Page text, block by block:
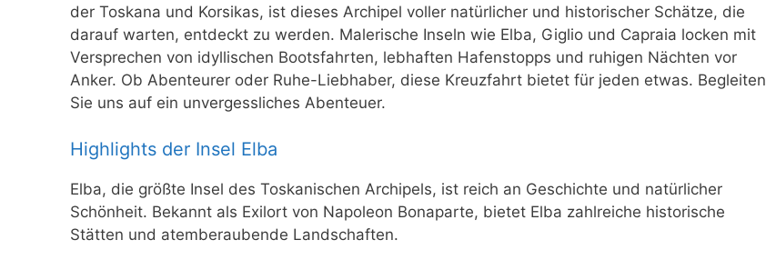
der Toskana und Korsikas, ist dieses Archipel voller natürlicher und historischer Schätze, die
darauf warten, entdeckt zu werden. Malerische Inseln wie Elba, Giglio und Capraia locken mit
Versprechen von idyllischen Bootsfahrten, lebhaften Hafenstopps und ruhigen Nächten vor
Anker. Ob Abenteurer oder Ruhe-Liebhaber, diese Kreuzfahrt bietet für jeden etwas. Begleiten
Sie uns auf ein unvergessliches Abenteuer.
Highlights der Insel Elba
Elba, die größte Insel des Toskanischen Archipels, ist reich an Geschichte und natürlicher
Schönheit. Bekannt als Exilort von Napoleon Bonaparte, bietet Elba zahlreiche historische
Stätten und atemberaubende Landschaften.